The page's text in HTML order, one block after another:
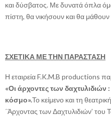
και δύσβατος. Με δυνατά όπλα
πίστη, θα νικήσουν και θα μάθουν
ΣΧΕΤΙΚΑ ΜΕ ΤΗΝ ΠΑΡΑΣΤΑΣΗ
Η εταιρεία F.K.M.B productions
«Οι άρχοντες των δαχτυλιδιών
κόσμο».Το κείμενο και τη
΄Άρχοντας των Δαχτυλιδιών’ του